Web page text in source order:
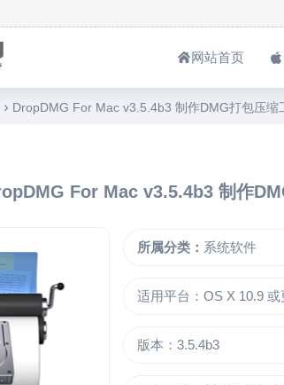
网站首页
DropDMG For Mac v3.5.4b3 制作DMG打包压缩
For Mac v3.5.4b3 制作
所属分类： 系统软件
适用平台：OS X 10.9 或
版本：3.5.4b3